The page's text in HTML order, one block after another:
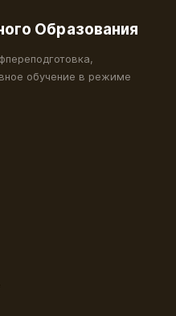
Образования
обучение в режиме